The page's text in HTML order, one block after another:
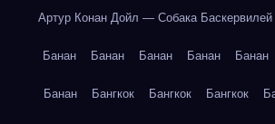
Артур Конан Дойл — Собака Баскервилей
Банан Банан Банан Банан Банан
Банан Бангкок Бангкок Бангкок